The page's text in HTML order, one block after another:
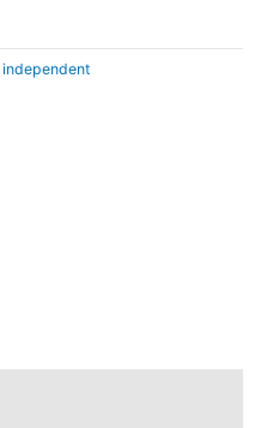
independent